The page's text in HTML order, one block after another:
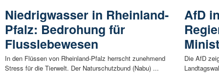
Niedrigwasser in Rheinland-
Pfalz: Bedrohung für
Flusslebewesen
In den Flüssen von Rheinland-Pfalz herrscht zunehmend
Stress für die Tierwelt. Der Naturschutzbund (Nabu) ...
AfD
Die AfD